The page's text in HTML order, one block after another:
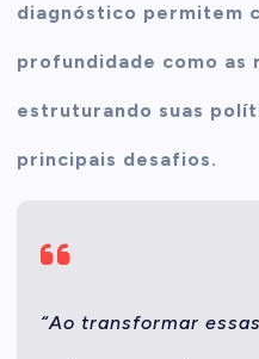
diagnóstico permitem
profundidade como as
estruturando suas
principais desafios.
“Ao transformar